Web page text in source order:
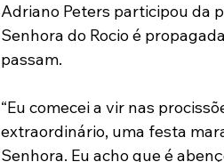
Adriano Peters participou da
Senhora do Rocio é
passam.
“Eu comecei a vir nas
extraordinário, uma festa
Senhora. Eu acho que é